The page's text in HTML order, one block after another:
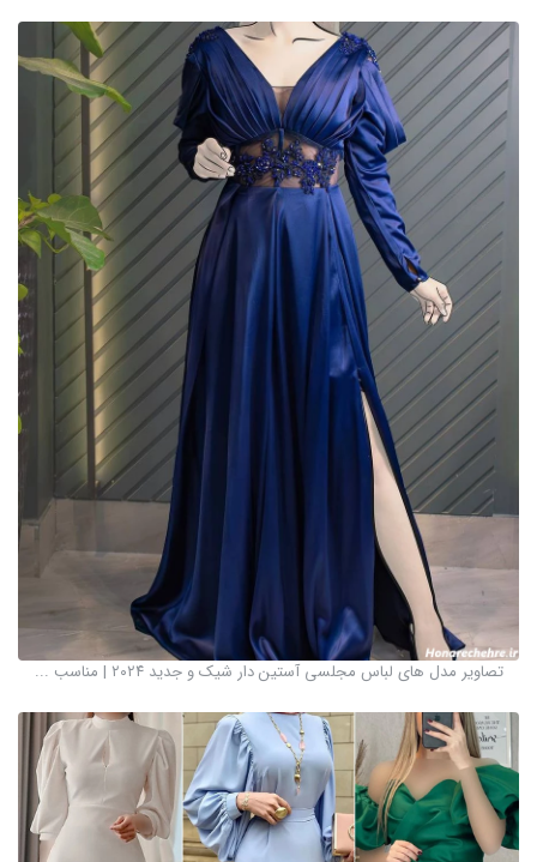
تصاویر مدل های لباس مجلسی آستین دار شیک و جدید ۲۰۲۴ | مناسب ...